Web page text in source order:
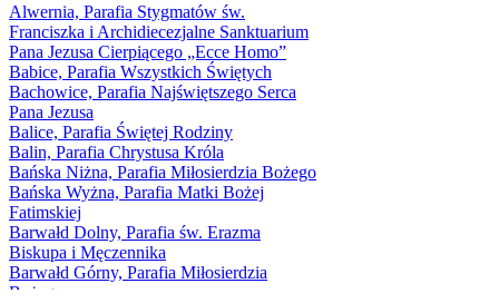
1968
1969
1970
1971
1972
1973
1974
1975
1976
1977
1978
1979
1980
1981
Alwernia, Parafia Stygmatów św.
Franciszka i Archidiecezjalne Sanktuarium
Pana Jezusa Cierpiącego „Ecce Homo”
Babice, Parafia Wszystkich Świętych
Bachowice, Parafia Najświętszego Serca
Pana Jezusa
Balice, Parafia Świętej Rodziny
Balin, Parafia Chrystusa Króla
Bańska Niżna, Parafia Miłosierdzia Bożego
Bańska Wyżna, Parafia Matki Bożej
Fatimskiej
Barwałd Dolny, Parafia św. Erazma
Biskupa i Męczennika
Barwałd Górny, Parafia Miłosierdzia
Bożego